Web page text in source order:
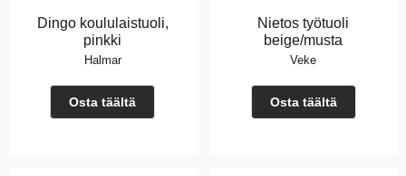
Dingo koululaistuoli,
pinkki
Halmar
Osta täältä
Nietos työtuoli
beige/musta
Veke
Osta täältä